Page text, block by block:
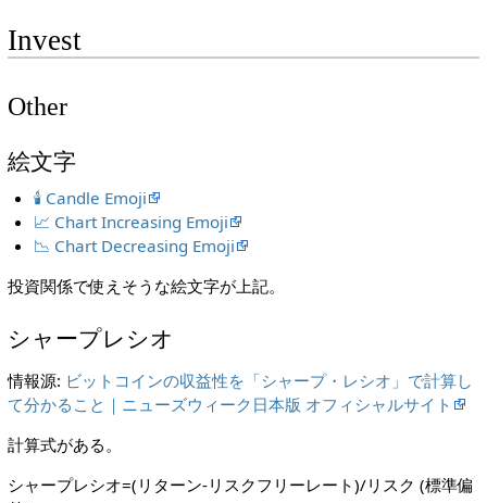
Invest
Other
絵文字
🕯️ Candle Emoji
📈 Chart Increasing Emoji
📉 Chart Decreasing Emoji
投資関係で使えそうな絵文字が上記。
シャープレシオ
情報源: ビットコインの収益性を「シャープ・レシオ」で計算し
て分かること｜ニューズウィーク日本版 オフィシャルサイト
計算式がある。
シャープレシオ=(リターン-リスクフリーレート)/リスク (標準偏